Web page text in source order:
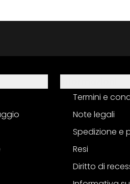
Termini e
Note legali
Spedizione e
Resi
Diritto di